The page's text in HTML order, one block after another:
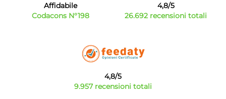
caratteristiche più adatte alle tue esigenze oppure scegli
una lavasciuga in offerta per un risparmio ancora
Affidabile
Codacons N°198
4,8/5
26.692 recensioni totali
4,8/5
9.957 recensioni totali